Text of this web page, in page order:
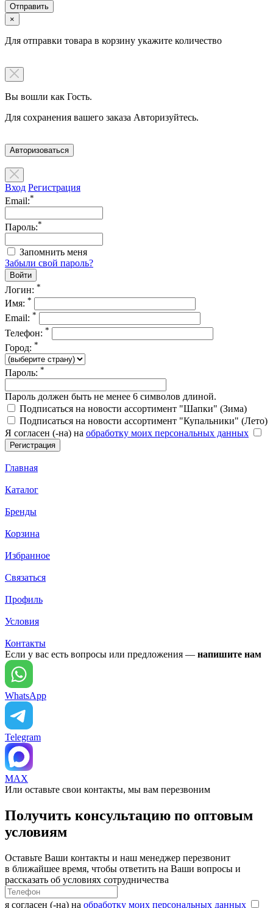
×
Для отправки товара в корзину укажите количество
Вы вошли как Гость.
Для сохранения вашего заказа Авторизуйтесь.
Авторизоваться
Вход Регистрация
Email:*
Пароль:*
Запомнить меня
Забыли свой пароль?
Логин: *
Имя: *
Email: *
Телефон: *
Город: *
Пароль: *
Пароль должен быть не менее 6 символов длиной.
Подписаться на новости ассортимент "Шапки" (Зима)
Подписаться на новости ассортимент "Купальники" (Лето)
Я согласен (-на) на обработку моих персональных данных
Главная
Каталог
Бренды
Корзина
Избранное
Связаться
Профиль
Условия
Контакты
Если у вас есть вопросы или предложения — напишите нам
WhatsApp
Telegram
MAX
Или оставьте свои контакты, мы вам перезвоним
Получить консультацию по оптовым
условиям
Оставьте Ваши контакты и наш менеджер перезвонит
в ближайшее время, чтобы ответить на Ваши вопросы и
рассказать об условиях сотрудничества
я согласен (-на) на обработку моих персональных данных